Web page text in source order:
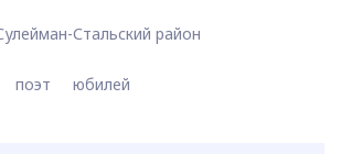
Стальский район
поэт юбилей